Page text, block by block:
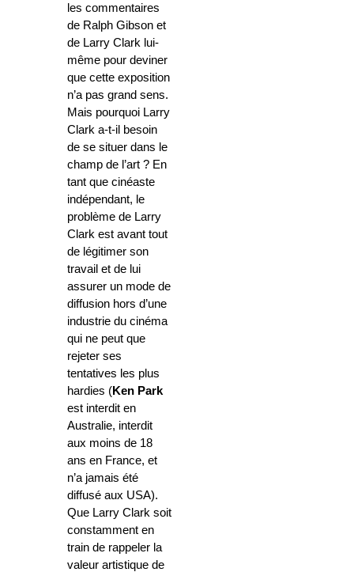
les commentaires
de Ralph Gibson et
de Larry Clark lui-
même pour deviner
que cette exposition
n’a pas grand sens.
Mais pourquoi Larry
Clark a-t-il besoin
de se situer dans le
champ de l’art ? En
tant que cinéaste
indépendant, le
problème de Larry
Clark est avant tout
de légitimer son
travail et de lui
assurer un mode de
diffusion hors d’une
industrie du cinéma
qui ne peut que
rejeter ses
tentatives les plus
hardies (Ken Park
est interdit en
Australie, interdit
aux moins de 18
ans en France, et
n’a jamais été
diffusé aux USA).
Que Larry Clark soit
constamment en
train de rappeler la
valeur artistique de